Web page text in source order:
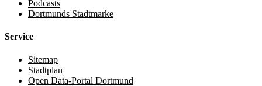
Podcasts
Dortmunds Stadtmarke
Service
Sitemap
Stadtplan
Open Data-Portal Dortmund